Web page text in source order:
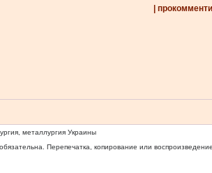
|
металлургия Украины
обязательна. Перепечатка, копирование или